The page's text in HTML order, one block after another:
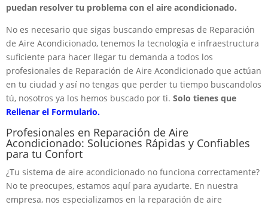
puedan resolver tu problema con el aire acondicionado.
No es necesario que sigas buscando empresas de Reparación
de Aire Acondicionado, tenemos la tecnología e infraestructura
suficiente para hacer llegar tu demanda a todos los
profesionales de Reparación de Aire Acondicionado que actúan
en tu ciudad y así no tengas que perder tu tiempo buscandolos
tú, nosotros ya los hemos buscado por ti. Solo tienes que
Rellenar el Formulario.
Profesionales en Reparación de Aire
Acondicionado: Soluciones Rápidas y Confiables
para tu Confort
¿Tu sistema de aire acondicionado no funciona correctamente?
No te preocupes, estamos aquí para ayudarte. En nuestra
empresa, nos especializamos en la reparación de aire